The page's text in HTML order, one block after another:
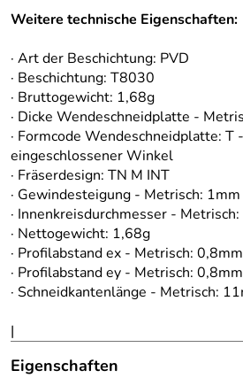
Weitere technische Eigenschaften:
· Art der Beschichtung: PVD
· Beschichtung: T8030
· Bruttogewicht: 1,68g
· Dicke Wendeschneidplatte -
· Formcode Wendeschneidplatte: T
eingeschlossener Winkel
· Fräserdesign: TN M INT
· Gewindesteigung - Metrisch: 1mm
· Innenkreisdurchmesser -
· Nettogewicht: 1,68g
· Profilabstand ex - Metrisch: 0,8mm
· Profilabstand ey - Metrisch: 0,8mm
· Schneidkantenlänge - Metrisch:
|
Eigenschaften